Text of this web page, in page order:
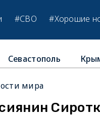
#СВО #Хорошие
Севастополь
мира